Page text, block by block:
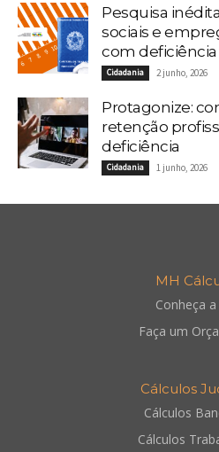
Pesquisa
sociais e
com deficiência
Cidadania 2 junho, 2026
Protagonize:
retenção
deficiência
Cidadania 1 junho, 2026
MH
Conheça
Faça um
Cálculos
Cálculos
Cálculos